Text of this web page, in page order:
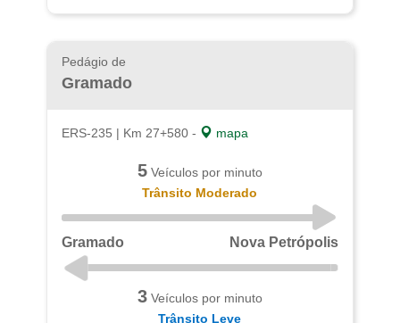
Pedágio de
Gramado
ERS-235 | Km 27+580 - mapa
5Veículos por minuto
Trânsito Moderado
Gramado Nova Petrópolis
3Veículos por minuto
Trânsito Leve